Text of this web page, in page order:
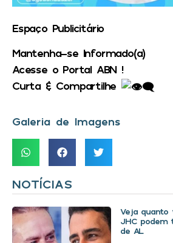
Espaço Publicitário
Mantenha-se Informado(a)
Acesse o Portal ABN !
Curta & Compartilhe
Galeria de Imagens
NOTÍCIAS
Veja quanto
JHC podem
de AL